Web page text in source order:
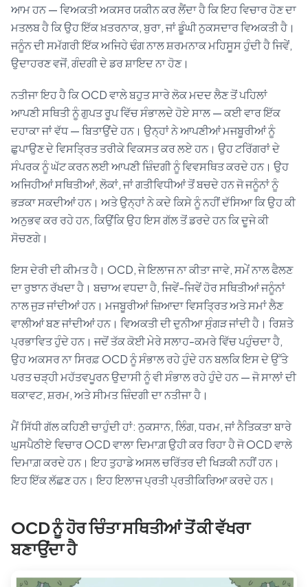
ਆਮ ਹਨ — ਵਿਅਕਤੀ ਅਕਸਰ ਯਕੀਨ ਕਰ ਲੈਂਦਾ ਹੈ ਕਿ ਇਹ ਵਿਚਾਰ ਹੋਣ ਦਾ
ਮਤਲਬ ਹੈ ਕਿ ਉਹ ਇੱਕ ਖ਼ਤਰਨਾਕ, ਬੁਰਾ, ਜਾਂ ਡੂੰਘੀ ਨੁਕਸਦਾਰ ਵਿਅਕਤੀ ਹੈ।
ਜਨੂੰਨ ਦੀ ਸਮੱਗਰੀ ਇੱਕ ਅਜਿਹੇ ਢੰਗ ਨਾਲ ਸ਼ਰਮਨਾਕ ਮਹਿਸੂਸ ਹੁੰਦੀ ਹੈ ਜਿਵੇਂ,
ਉਦਾਹਰਣ ਵਜੋਂ, ਗੰਦਗੀ ਦੇ ਡਰ ਸ਼ਾਇਦ ਨਾ ਹੋਣ।
ਨਤੀਜਾ ਇਹ ਹੈ ਕਿ OCD ਵਾਲੇ ਬਹੁਤ ਸਾਰੇ ਲੋਕ ਮਦਦ ਲੈਣ ਤੋਂ ਪਹਿਲਾਂ
ਆਪਣੀ ਸਥਿਤੀ ਨੂੰ ਗੁਪਤ ਰੂਪ ਵਿੱਚ ਸੰਭਾਲਦੇ ਹੋਏ ਸਾਲ — ਕਈ ਵਾਰ ਇੱਕ
ਦਹਾਕਾ ਜਾਂ ਵੱਧ — ਬਿਤਾਉਂਦੇ ਹਨ। ਉਨ੍ਹਾਂ ਨੇ ਆਪਣੀਆਂ ਮਜਬੂਰੀਆਂ ਨੂੰ
ਛੁਪਾਉਣ ਦੇ ਵਿਸਤ੍ਰਿਤ ਤਰੀਕੇ ਵਿਕਸਤ ਕਰ ਲਏ ਹਨ। ਉਹ ਟਰਿੱਗਰਾਂ ਦੇ
ਸੰਪਰਕ ਨੂੰ ਘੱਟ ਕਰਨ ਲਈ ਆਪਣੀ ਜ਼ਿੰਦਗੀ ਨੂੰ ਵਿਵਸਥਿਤ ਕਰਦੇ ਹਨ। ਉਹ
ਅਜਿਹੀਆਂ ਸਥਿਤੀਆਂ, ਲੋਕਾਂ, ਜਾਂ ਗਤੀਵਿਧੀਆਂ ਤੋਂ ਬਚਦੇ ਹਨ ਜੋ ਜਨੂੰਨਾਂ ਨੂੰ
ਭੜਕਾ ਸਕਦੀਆਂ ਹਨ। ਅਤੇ ਉਨ੍ਹਾਂ ਨੇ ਕਦੇ ਕਿਸੇ ਨੂੰ ਨਹੀਂ ਦੱਸਿਆ ਕਿ ਉਹ ਕੀ
ਅਨੁਭਵ ਕਰ ਰਹੇ ਹਨ, ਕਿਉਂਕਿ ਉਹ ਇਸ ਗੱਲ ਤੋਂ ਡਰਦੇ ਹਨ ਕਿ ਦੂਜੇ ਕੀ
ਸੋਚਣਗੇ।
ਇਸ ਦੇਰੀ ਦੀ ਕੀਮਤ ਹੈ। OCD, ਜੇ ਇਲਾਜ ਨਾ ਕੀਤਾ ਜਾਵੇ, ਸਮੇਂ ਨਾਲ ਫੈਲਣ
ਦਾ ਰੁਝਾਨ ਰੱਖਦਾ ਹੈ। ਬਚਾਅ ਵਧਦਾ ਹੈ, ਜਿਵੇਂ-ਜਿਵੇਂ ਹੋਰ ਸਥਿਤੀਆਂ ਜਨੂੰਨਾਂ
ਨਾਲ ਜੁੜ ਜਾਂਦੀਆਂ ਹਨ। ਮਜਬੂਰੀਆਂ ਜ਼ਿਆਦਾ ਵਿਸਤ੍ਰਿਤ ਅਤੇ ਸਮਾਂ ਲੈਣ
ਵਾਲੀਆਂ ਬਣ ਜਾਂਦੀਆਂ ਹਨ। ਵਿਅਕਤੀ ਦੀ ਦੁਨੀਆ ਸੁੰਗੜ ਜਾਂਦੀ ਹੈ। ਰਿਸ਼ਤੇ
ਪ੍ਰਭਾਵਿਤ ਹੁੰਦੇ ਹਨ। ਜਦੋਂ ਤੱਕ ਕੋਈ ਮੇਰੇ ਸਲਾਹ-ਕਮਰੇ ਵਿੱਚ ਪਹੁੰਚਦਾ ਹੈ,
ਉਹ ਅਕਸਰ ਨਾ ਸਿਰਫ਼ OCD ਨੂੰ ਸੰਭਾਲ ਰਹੇ ਹੁੰਦੇ ਹਨ ਬਲਕਿ ਇਸ ਦੇ ਉੱਤੇ
ਪਰਤ ਚੜ੍ਹੀ ਮਹੱਤਵਪੂਰਨ ਉਦਾਸੀ ਨੂੰ ਵੀ ਸੰਭਾਲ ਰਹੇ ਹੁੰਦੇ ਹਨ — ਜੋ ਸਾਲਾਂ ਦੀ
ਥਕਾਵਟ, ਸ਼ਰਮ, ਅਤੇ ਸੀਮਤ ਜ਼ਿੰਦਗੀ ਦਾ ਨਤੀਜਾ ਹੈ।
ਮੈਂ ਸਿੱਧੀ ਗੱਲ ਕਹਿਣੀ ਚਾਹੁੰਦੀ ਹਾਂ: ਨੁਕਸਾਨ, ਲਿੰਗ, ਧਰਮ, ਜਾਂ ਨੈਤਿਕਤਾ ਬਾਰੇ
ਘੁਸਪੈਠੀਏ ਵਿਚਾਰ OCD ਵਾਲਾ ਦਿਮਾਗ਼ ਉਹੀ ਕਰ ਰਿਹਾ ਹੈ ਜੋ OCD ਵਾਲੇ
ਦਿਮਾਗ਼ ਕਰਦੇ ਹਨ। ਇਹ ਤੁਹਾਡੇ ਅਸਲ ਚਰਿੱਤਰ ਦੀ ਖਿੜਕੀ ਨਹੀਂ ਹਨ।
ਇਹ ਇੱਕ ਲੱਛਣ ਹਨ। ਇਹ ਇਲਾਜ ਪ੍ਰਤੀ ਪ੍ਰਤੀਕਿਰਿਆ ਕਰਦੇ ਹਨ।
OCD ਨੂੰ ਹੋਰ ਚਿੰਤਾ ਸਥਿਤੀਆਂ ਤੋਂ ਕੀ ਵੱਖਰਾ
ਬਣਾਉਂਦਾ ਹੈ